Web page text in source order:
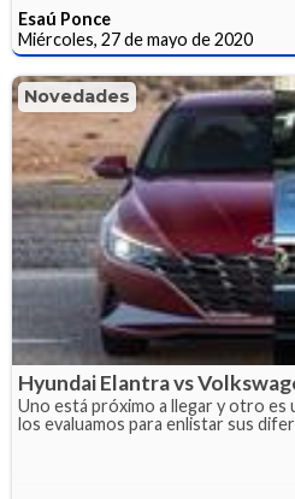
Esaú Ponce
Miércoles, 27 de mayo de 2020
Novedades
Hyundai Elantra vs
Uno está próximo a llegar y otro es
los evaluamos para enlistar sus